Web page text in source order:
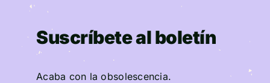
Suscríbete al boletín
Acaba con la obsolescencia.